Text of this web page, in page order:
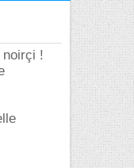
noirçi !